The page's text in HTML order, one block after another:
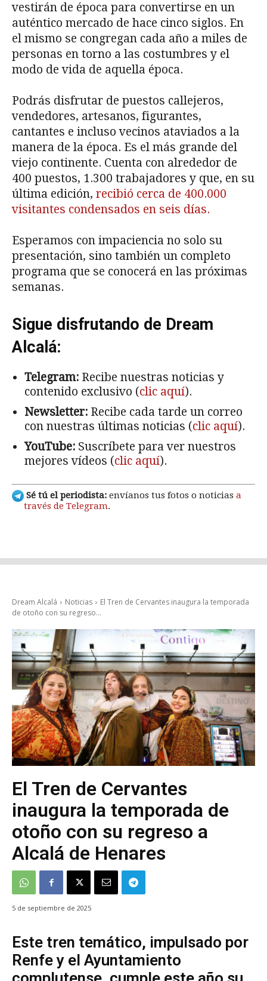
vestirán de época para convertirse en un
auténtico mercado de hace cinco siglos. En
el mismo se congregan cada año a miles de
personas en torno a las costumbres y el
modo de vida de aquella época.
Podrás disfrutar de puestos callejeros,
vendedores, artesanos, figurantes,
cantantes e incluso vecinos ataviados a la
manera de la época. Es el más grande del
viejo continente. Cuenta con alrededor de
400 puestos, 1.300 trabajadores y que, en su
última edición, recibió cerca de 400.000
visitantes condensados en seis días.
Esperamos con impaciencia no solo su
presentación, sino también un completo
programa que se conocerá en las próximas
semanas.
Sigue disfrutando de Dream
Alcalá:
Telegram: Recibe nuestras noticias y
contenido exclusivo (clic aquí).
Newsletter: Recibe cada tarde un correo
con nuestras últimas noticias (clic aquí).
YouTube: Suscríbete para ver nuestros
mejores vídeos (clic aquí).
Sé tú el periodista: envíanos tus fotos o noticias a
través de Telegram.